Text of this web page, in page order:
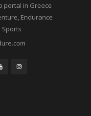
portal in Greece
Endurance